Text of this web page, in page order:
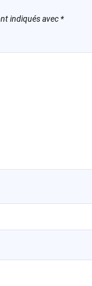
indiqués avec *